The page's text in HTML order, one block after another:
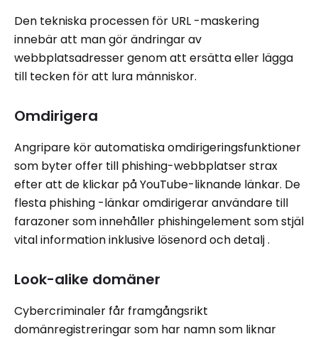
Den tekniska processen för URL -maskering
innebär att man gör ändringar av
webbplatsadresser genom att ersätta eller lägga
till tecken för att lura människor.
Omdirigera
Angripare kör automatiska omdirigeringsfunktioner
som byter offer till phishing-webbplatser strax
efter att de klickar på YouTube-liknande länkar. De
flesta phishing -länkar omdirigerar användare till
farazoner som innehåller phishingelement som stjäl
vital information inklusive lösenord och detalj .
Look-alike domäner
Cybercriminaler får framgångsrikt
domänregistreringar som har namn som liknar